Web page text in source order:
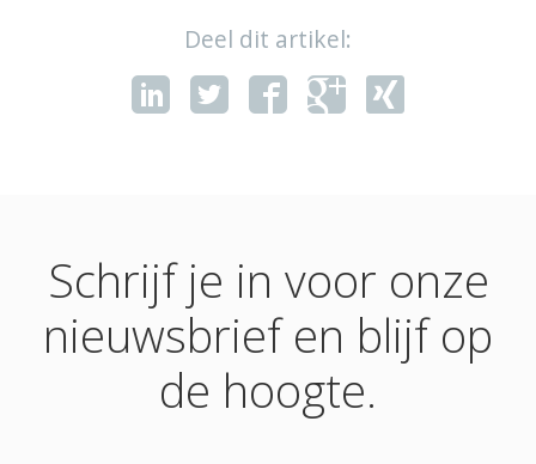
Deel dit artikel:
Schrijf je in voor onze
nieuwsbrief en blijf op
de hoogte.